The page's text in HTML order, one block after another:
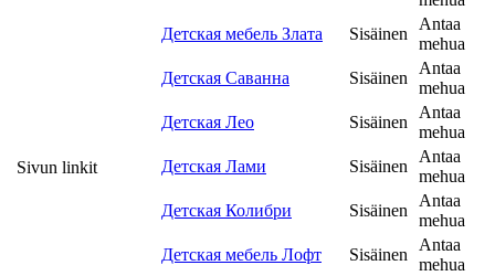
Sivun linkit
Детская мебель Злата
Sisäinen
Antaa
mehua
Детская Саванна
Sisäinen
Antaa
mehua
Детская Лео
Sisäinen
Antaa
mehua
Детская Лами
Sisäinen
Antaa
mehua
Детская Колибри
Sisäinen
Antaa
mehua
Детская мебель Лофт
Sisäinen
Antaa
mehua